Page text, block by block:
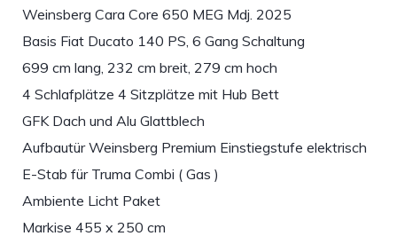
Weinsberg Cara Core 650 MEG Mdj. 2025
Basis Fiat Ducato 140 PS, 6 Gang Schaltung
699 cm lang, 232 cm breit, 279 cm hoch
4 Schlafplätze 4 Sitzplätze mit Hub Bett
GFK Dach und Alu Glattblech
Aufbautür Weinsberg Premium Einstiegstufe elektrisch
E-Stab für Truma Combi ( Gas )
Ambiente Licht Paket
Markise 455 x 250 cm